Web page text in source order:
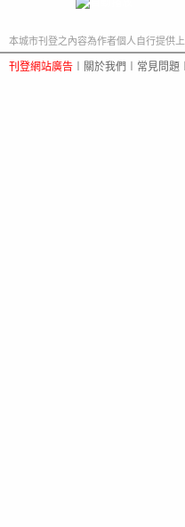
本城市刊登之內容為作者個人自行提供
刊登網站廣告 關於我們 常見問題